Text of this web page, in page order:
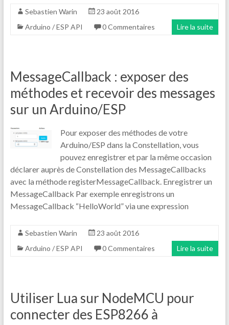
Sebastien Warin
23 août 2016
Arduino / ESP API
0 Commentaires Lire la suite
MessageCallback : exposer des
méthodes et recevoir des messages
sur un Arduino/ESP
Pour exposer des méthodes de votre
Arduino/ESP dans la Constellation, vous
pouvez enregistrer et par la même occasion
déclarer auprès de Constellation des MessageCallbacks
avec la méthode registerMessageCallback. Enregistrer un
MessageCallback Par exemple enregistrons un
MessageCallback “HelloWorld” via une expression
Sebastien Warin
23 août 2016
Arduino / ESP API
0 Commentaires Lire la suite
Utiliser Lua sur NodeMCU pour
connecter des ESP8266 à